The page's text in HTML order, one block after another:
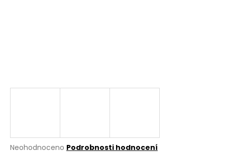
Průměrné
Neohodnoceno Podrobnosti hodnocení